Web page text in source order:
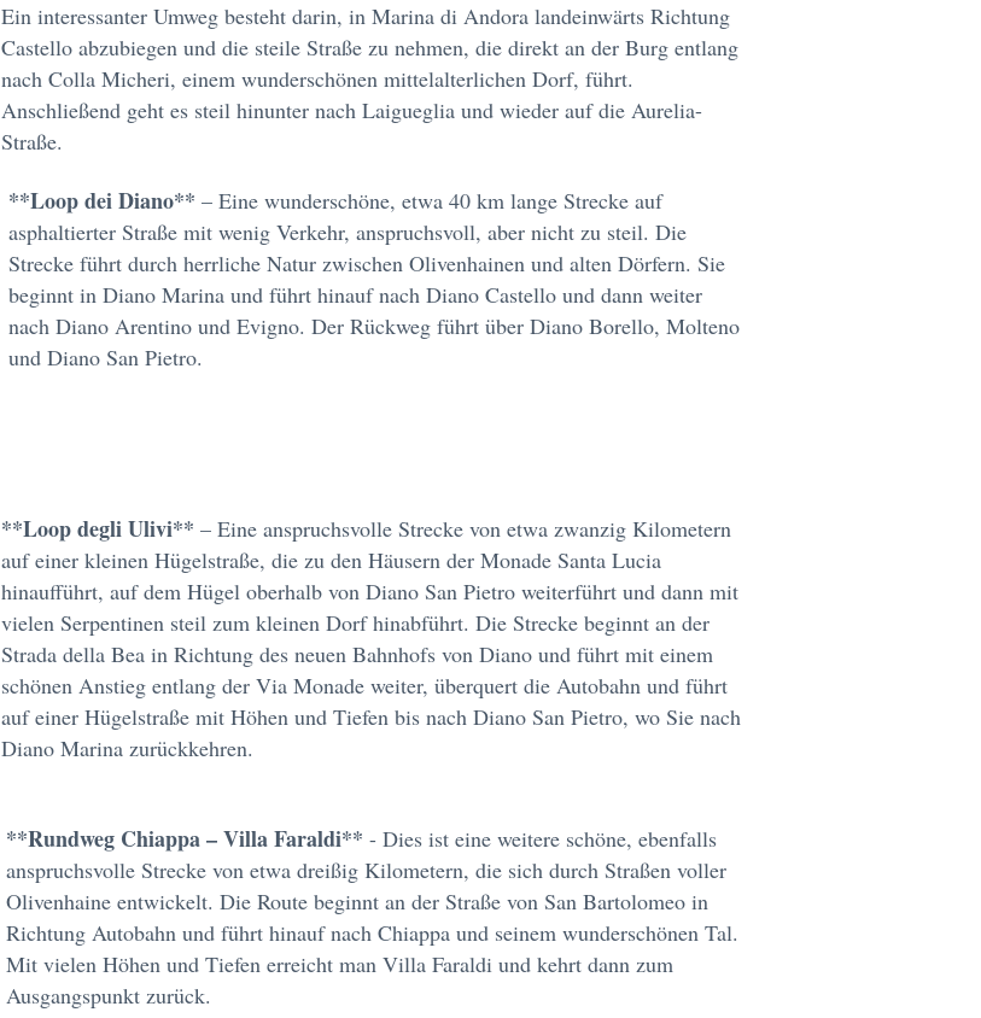
Ein interessanter Umweg besteht darin, in Marina di Andora landeinwärts Richtung
Castello abzubiegen und die steile Straße zu nehmen, die direkt an der Burg entlang
nach Colla Micheri, einem wunderschönen mittelalterlichen Dorf, führt.
Anschließend geht es steil hinunter nach Laigueglia und wieder auf die Aurelia-
Straße.
**Loop dei Diano** – Eine wunderschöne, etwa 40 km lange Strecke auf
asphaltierter Straße mit wenig Verkehr, anspruchsvoll, aber nicht zu steil. Die
Strecke führt durch herrliche Natur zwischen Olivenhainen und alten Dörfern. Sie
beginnt in Diano Marina und führt hinauf nach Diano Castello und dann weiter
nach Diano Arentino und Evigno. Der Rückweg führt über Diano Borello, Molteno
und Diano San Pietro.
**Loop degli Ulivi** – Eine anspruchsvolle Strecke von etwa zwanzig Kilometern
auf einer kleinen Hügelstraße, die zu den Häusern der Monade Santa Lucia
hinaufführt, auf dem Hügel oberhalb von Diano San Pietro weiterführt und dann mit
vielen Serpentinen steil zum kleinen Dorf hinabführt. Die Strecke beginnt an der
Strada della Bea in Richtung des neuen Bahnhofs von Diano und führt mit einem
schönen Anstieg entlang der Via Monade weiter, überquert die Autobahn und führt
auf einer Hügelstraße mit Höhen und Tiefen bis nach Diano San Pietro, wo Sie nach
Diano Marina zurückkehren.
**Rundweg Chiappa – Villa Faraldi** - Dies ist eine weitere schöne, ebenfalls
anspruchsvolle Strecke von etwa dreißig Kilometern, die sich durch Straßen voller
Olivenhaine entwickelt. Die Route beginnt an der Straße von San Bartolomeo in
Richtung Autobahn und führt hinauf nach Chiappa und seinem wunderschönen Tal.
Mit vielen Höhen und Tiefen erreicht man Villa Faraldi und kehrt dann zum
Ausgangspunkt zurück.